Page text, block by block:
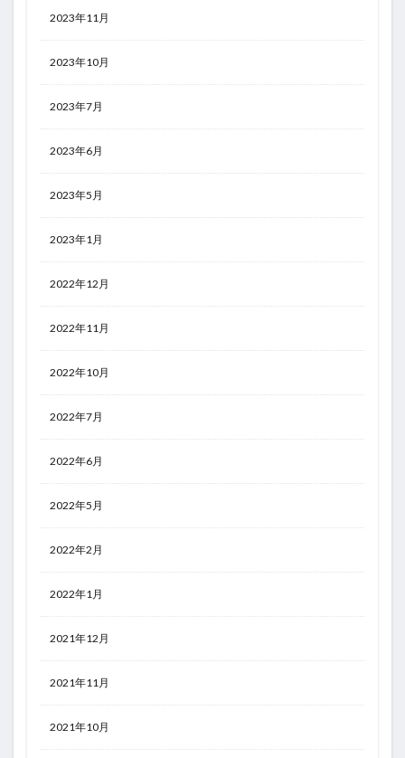
2023年11月
2023年10月
2023年7月
2023年6月
2023年5月
2023年1月
2022年12月
2022年11月
2022年10月
2022年7月
2022年6月
2022年5月
2022年2月
2022年1月
2021年12月
2021年11月
2021年10月